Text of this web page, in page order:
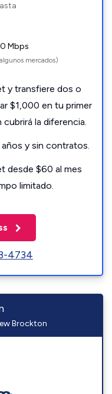
Mbps
mercados)
y transfiere dos o
$1,000 en tu primer
la diferencia.
y sin contratos.
desde $60 al mes
limitado.
4734
Brockton